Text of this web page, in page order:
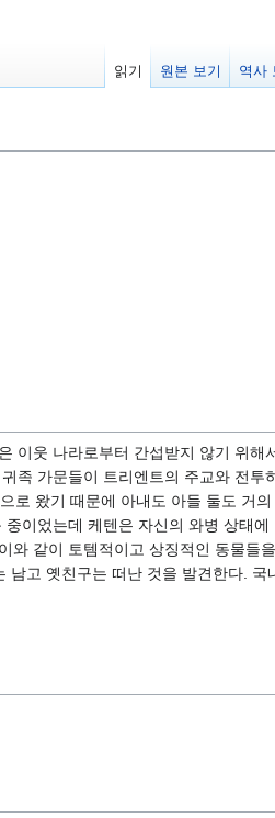
웃 나라로부터 간섭받지 않기 위해
족 가문들이 트리엔트의 주교와 전
왔기 때문에 아내도 아들 둘도 거
이었는데 케텐은 자신의 와병 상태
같이 토템적이고 상징적인 동물들
고 옛친구는 떠난 것을 발견한다.
읽기 원본 보기 역사